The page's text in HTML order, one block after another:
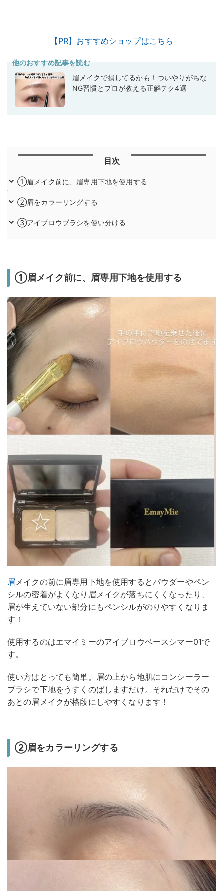
【PR】おすすめショップはこちら
他のおすすめ記事を読む
眉メイクで損してるかも！ついやりがちな
NG習慣とプロが教える正解テク4選
目次
①眉メイク前に、眉専用下地を使用する
②眉をカラーリングする
③アイブロウブラシを使い分ける
①眉メイク前に、眉専用下地を使用する
眉メイクの前に眉専用下地を使用するとパウダーやペン
シルの密着がよくなり眉メイクが落ちにくくなったり、
眉が生えていない部分にもペンシルがのりやすくなりま
す！
使用するのはエマイミーのアイブロウベースシマー01で
す。
使い方はとっても簡単。眉の上から地肌にコンシーラー
ブラシで下地をうすくのばしますだけ。それだけでその
あとの眉メイクが格段にしやすくなります！
②眉をカラーリングする